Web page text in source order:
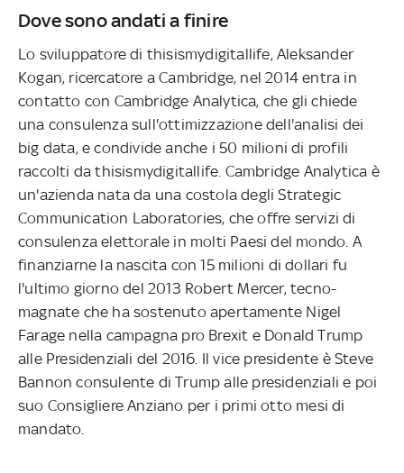
Dove sono andati a finire
Lo sviluppatore di thisismydigitallife, Aleksander
Kogan, ricercatore a Cambridge, nel 2014 entra in
contatto con Cambridge Analytica, che gli chiede
una consulenza sull'ottimizzazione dell'analisi dei
big data, e condivide anche i 50 milioni di profili
raccolti da thisismydigitallife. Cambridge Analytica è
un'azienda nata da una costola degli Strategic
Communication Laboratories, che offre servizi di
consulenza elettorale in molti Paesi del mondo. A
finanziarne la nascita con 15 milioni di dollari fu
l'ultimo giorno del 2013 Robert Mercer, tecno-
magnate che ha sostenuto apertamente Nigel
Farage nella campagna pro Brexit e Donald Trump
alle Presidenziali del 2016. Il vice presidente è Steve
Bannon consulente di Trump alle presidenziali e poi
suo Consigliere Anziano per i primi otto mesi di
mandato.